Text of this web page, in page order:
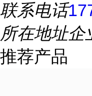
联系电话
所在地址企
推荐产品